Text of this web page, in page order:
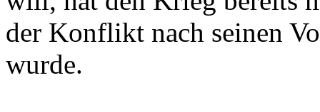
der Konflikt nach seinen
wurde.